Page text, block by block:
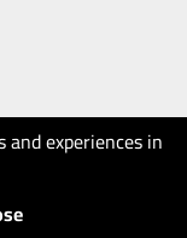
experiences in